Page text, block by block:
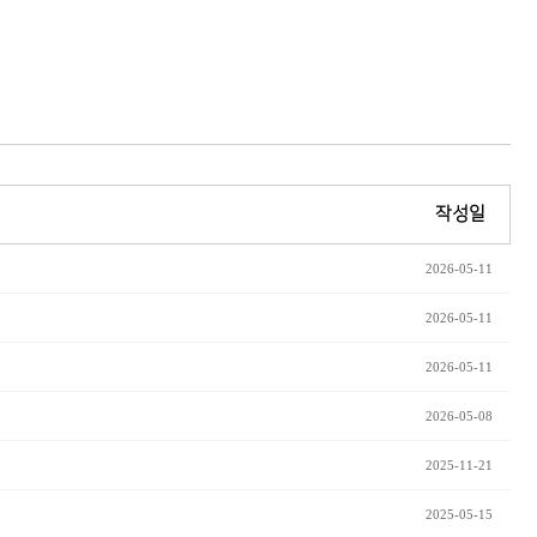
작성일
2026-05-11
2026-05-11
2026-05-11
2026-05-08
2025-11-21
2025-05-15